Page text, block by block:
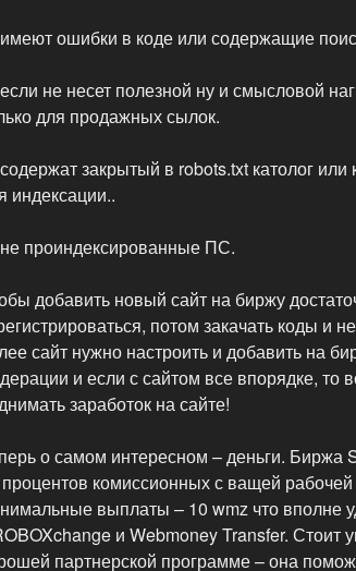
ошибки в коде или содержащие
не несет полезной ну и смысловой
для продажных сылок.
закрытый в robots.txt католог или
индексации..
проиндексированные ПС.
добавить новый сайт на биржу
потом закачать коды и
сайт нужно настроить и добавить на
и если с сайтом все впорядке, то
заработок на сайте!
о самом интересном – деньги. Биржа
комиссионных с ващей
выплаты – 10 wmz что вполне
и Webmoney Transfer. Стоит
партнерской программе – она